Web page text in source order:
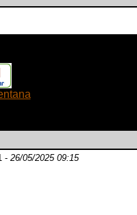
- 26/05/2025 09:15